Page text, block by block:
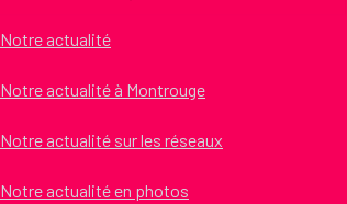
Notre actualité
Notre actualité à Montrouge
Notre actualité sur les réseaux
Notre actualité en photos